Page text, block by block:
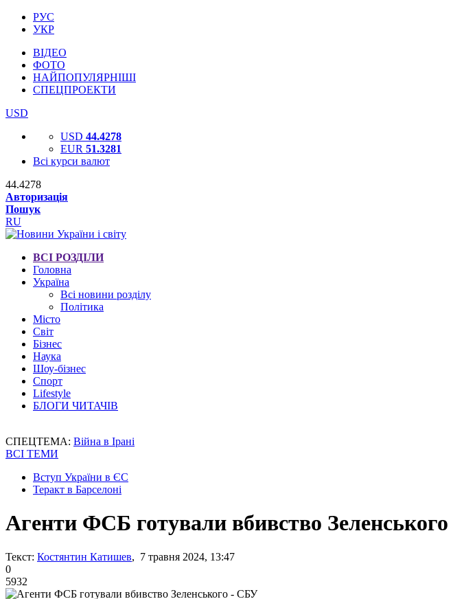
РУС
УКР
ВІДЕО
ФОТО
НАЙПОПУЛЯРНІШІ
СПЕЦПРОЕКТИ
USD
USD 44.4278
EUR 51.3281
Всі курси валют
44.4278
Авторизація
Пошук
RU
ВСІ РОЗДІЛИ
Головна
Україна
Всі новини розділу
Політика
Місто
Світ
Бізнес
Наука
Шоу-бізнес
Спорт
Lifestyle
БЛОГИ ЧИТАЧІВ
СПЕЦТЕМА: Війна в Ірані
ВСІ ТЕМИ
Вступ України в ЄС
Теракт в Барселоні
Агенти ФСБ готували вбивство
Текст: Костянтин Катишев, 7 травня 2024, 13:47
0
5932